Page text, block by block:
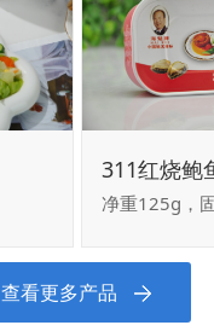
311红烧鲍
净重125g，
查看更多产品